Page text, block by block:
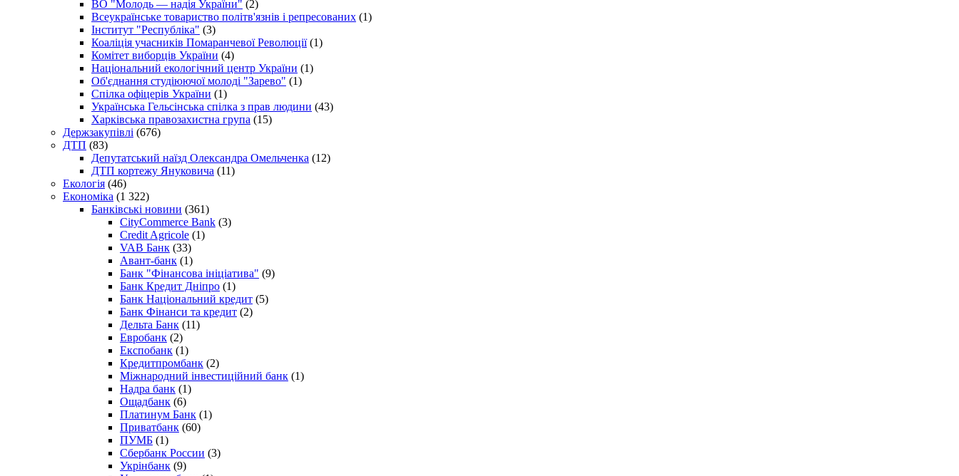
ВО "Молодь — надія України" (2)
Всеукраїнське товариство політв'язнів і репресованих (1)
Інститут "Республіка" (3)
Коаліція учасників Помаранчевої Революції(1)
Комітет виборців України (4)
Національний екологічний центр України (1)
Об'єднання студіюючої молоді "Зарево" (1)
Спілка офіцерів України (1)
Українська Гельсінська спілка з прав людини (43)
Харківська правозахистна група (15)
Держзакупівлі (676)
ДТП (83)
Депутатський наїзд Олександра Омельченка (12)
ДТП кортежу Януковича (11)
Екологія (46)
Економіка (1 322)
Банківські новини (361)
CityCommerce Bank (3)
Credit Agricole (1)
VAB Банк (33)
Авант-банк (1)
Банк "Фінансова ініціатива" (9)
Банк Кредит Дніпро (1)
Банк Національний кредит (5)
Банк Фінанси та кредит (2)
Дельта Банк (11)
Евробанк (2)
Експобанк (1)
Кредитпромбанк (2)
Міжнародний інвестиційний банк (1)
Надра банк (1)
Ощадбанк (6)
Платинум Банк (1)
Приватбанк (60)
ПУМБ (1)
Сбербанк России (3)
Укрінбанк (9)